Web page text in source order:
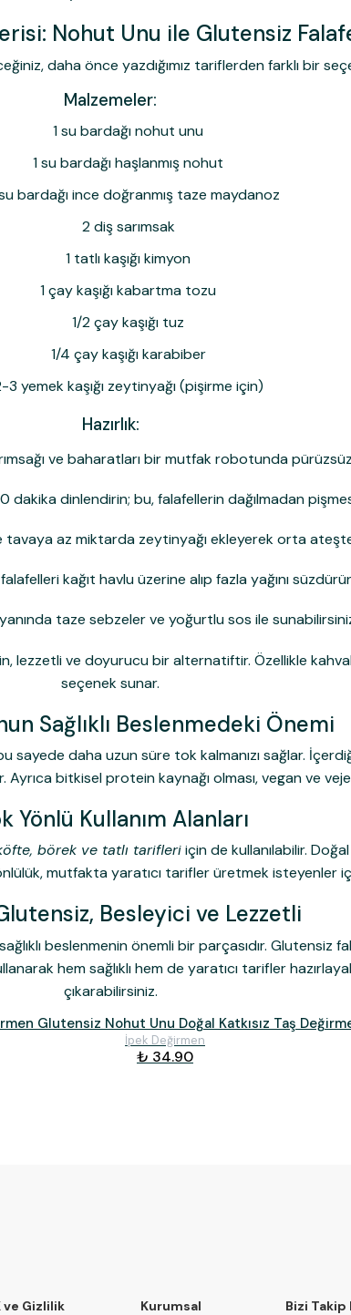
Nohut Unu ile Glutensiz
daha önce yazdığımız tariflerden farklı bir
Malzemeler:
1 su bardağı nohut unu
1 su bardağı haşlanmış nohut
bardağı ince doğranmış taze maydanoz
2 diş sarımsak
1 tatlı kaşığı kimyon
1 çay kaşığı kabartma tozu
1/2 çay kaşığı tuz
1/4 çay kaşığı karabiber
3 yemek kaşığı zeytinyağı (pişirme için)
Hazırlık:
ve baharatları bir mutfak robotunda
dakika dinlendirin; bu, falafellerin dağılmadan
az miktarda zeytinyağı ekleyerek orta
kağıt havlu üzerine alıp fazla yağını
taze sebzeler ve yoğurtlu sos ile
lezzetli ve doyurucu bir alternatiftir. Özellikle
seçenek sunar.
Sağlıklı Beslenmedeki Önemi
daha uzun süre tok kalmanızı sağlar.
Ayrıca bitkisel protein kaynağı olması, vegan ve
Yönlü Kullanım Alanları
börek ve tatlı tarifleriiçin de kullanılabilir.
mutfakta yaratıcı tarifler üretmek isteyenler
Besleyici ve Lezzetli
beslenmenin önemli bir parçasıdır. Glutensiz
hem sağlıklı hem de yaratıcı tarifler
çıkarabilirsiniz.
Glutensiz Nohut Unu Doğal Katkısız Taş
İpek Değirmen
₺ 34.90
ve Gizlilik Kurumsal Bizi Takip
Ailemize
İndirim Kazanma
Kullanım Koşullarını kabul
E-posta adresinizi girerek pazarlama ve tanıtım ile ilgili